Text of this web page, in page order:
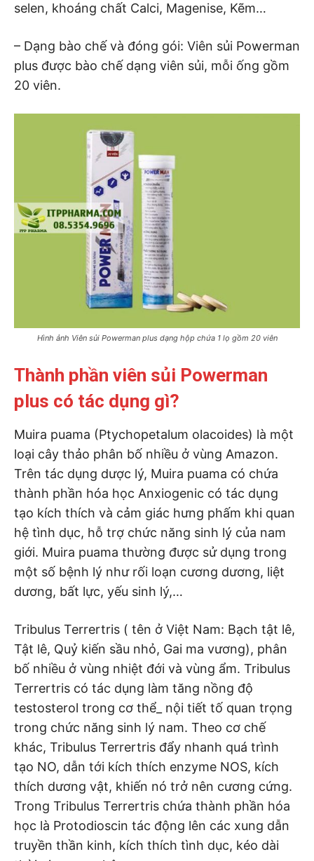
selen, khoáng chất Calci, Magenise, Kẽm…
– Dạng bào chế và đóng gói: Viên sủi Powerman
plus được bào chế dạng viên sủi, mỗi ống gồm
20 viên.
Hình ảnh Viên sủi Powerman plus dạng hộp chứa 1 lọ gồm 20 viên
Thành phần viên sủi Powerman
plus có tác dụng gì?
Muira puama (Ptychopetalum olacoides) là một
loại cây thảo phân bố nhiều ở vùng Amazon.
Trên tác dụng dược lý, Muira puama có chứa
thành phần hóa học Anxiogenic có tác dụng
tạo kích thích và cảm giác hưng phấm khi quan
hệ tình dục, hỗ trợ chức năng sinh lý của nam
giới. Muira puama thường được sử dụng trong
một số bệnh lý như rối loạn cương dương, liệt
dương, bất lực, yếu sinh lý,…
Tribulus Terrertris ( tên ở Việt Nam: Bạch tật lê,
Tật lê, Quỷ kiến sầu nhỏ, Gai ma vương), phân
bố nhiều ở vùng nhiệt đới và vùng ẩm. Tribulus
Terrertris có tác dụng làm tăng nồng độ
testosterol trong cơ thể_ nội tiết tố quan trọng
trong chức năng sinh lý nam. Theo cơ chế
khác, Tribulus Terrertris đẩy nhanh quá trình
tạo NO, dẫn tới kích thích enzyme NOS, kích
thích dương vật, khiến nó trở nên cương cứng.
Trong Tribulus Terrertris chứa thành phần hóa
học là Protodioscin tác động lên các xung dẫn
truyền thần kinh, kích thích tình dục, kéo dài